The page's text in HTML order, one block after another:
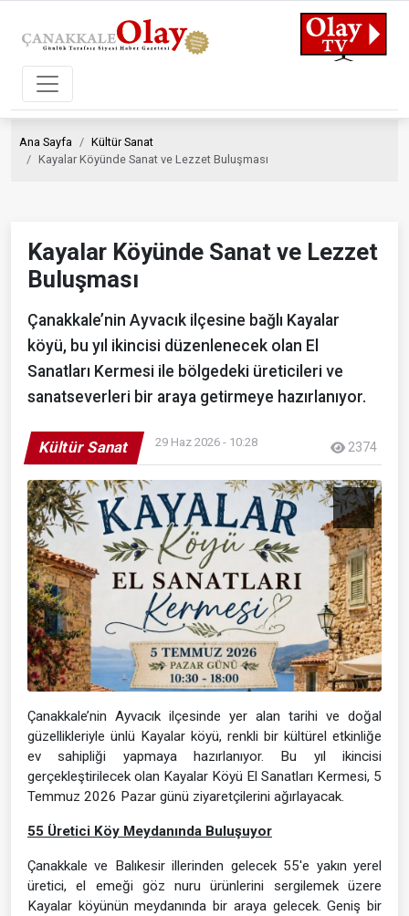
Ana Sayfa
Kültür Sanat
Kayalar Köyünde Sanat ve Lezzet Buluşması
Kayalar Köyünde Sanat ve Lezzet
Buluşması
Çanakkale’nin Ayvacık ilçesine bağlı Kayalar
köyü, bu yıl ikincisi düzenlenecek olan El
Sanatları Kermesi ile bölgedeki üreticileri ve
sanatseverleri bir araya getirmeye hazırlanıyor.
Kültür Sanat 29 Haz 2026 - 10:28 2374
Çanakkale’nin Ayvacık ilçesinde yer alan tarihi ve doğal
güzellikleriyle ünlü Kayalar köyü, renkli bir kültürel etkinliğe
ev sahipliği yapmaya hazırlanıyor. Bu yıl ikincisi
gerçekleştirilecek olan Kayalar Köyü El Sanatları Kermesi, 5
Temmuz 2026 Pazar günü ziyaretçilerini ağırlayacak.
55 Üretici Köy Meydanında Buluşuyor
Çanakkale ve Balıkesir illerinden gelecek 55'e yakın yerel
üretici, el emeği göz nuru ürünlerini sergilemek üzere
Kayalar köyünün meydanında bir araya gelecek. Geniş bir